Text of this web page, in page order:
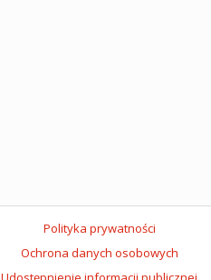
Polityka prywatności
Ochrona danych osobowych